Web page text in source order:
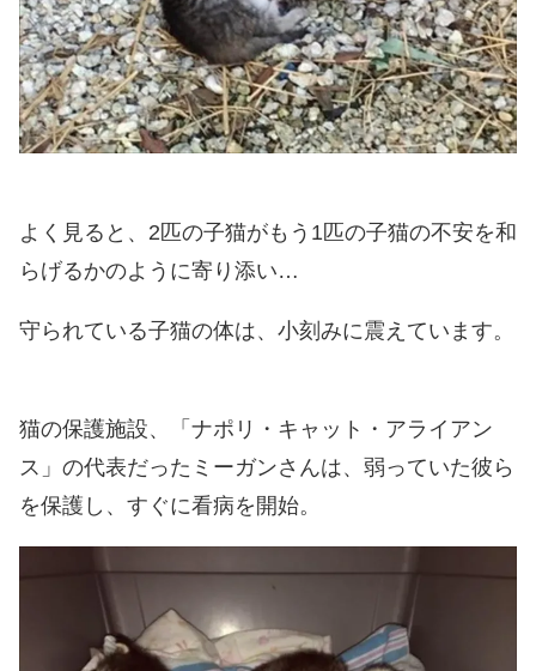
よく見ると、2匹の子猫がもう1匹の子猫の不安を和
らげるかのように寄り添い…
守られている子猫の体は、小刻みに震えています。
猫の保護施設、「ナポリ・キャット・アライアン
ス」の代表だったミーガンさんは、弱っていた彼ら
を保護し、すぐに看病を開始。